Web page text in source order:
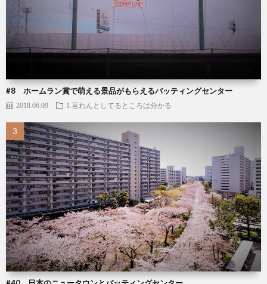
#8 ホームラン賞で萌える景品がもらえるバッティングセンター
2018.06.09 1.言わんとしてるところは分かる